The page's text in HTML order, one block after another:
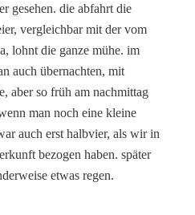
gesehen. die abfahrt die
vergleichbar mit der vom
lohnt die ganze mühe. im
auch übernachten, mit
aber so früh am nachmittag
man noch eine kleine
auch erst halbvier, als wir in
bezogen haben. später
etwas regen.